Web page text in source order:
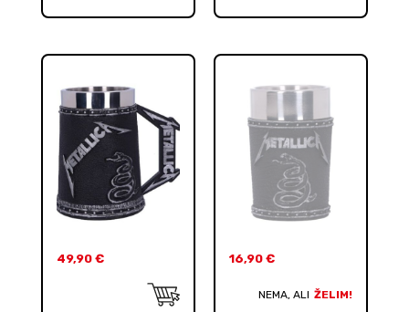
49,90 € 16,90 €
NEMA, ALI ŽELIM!